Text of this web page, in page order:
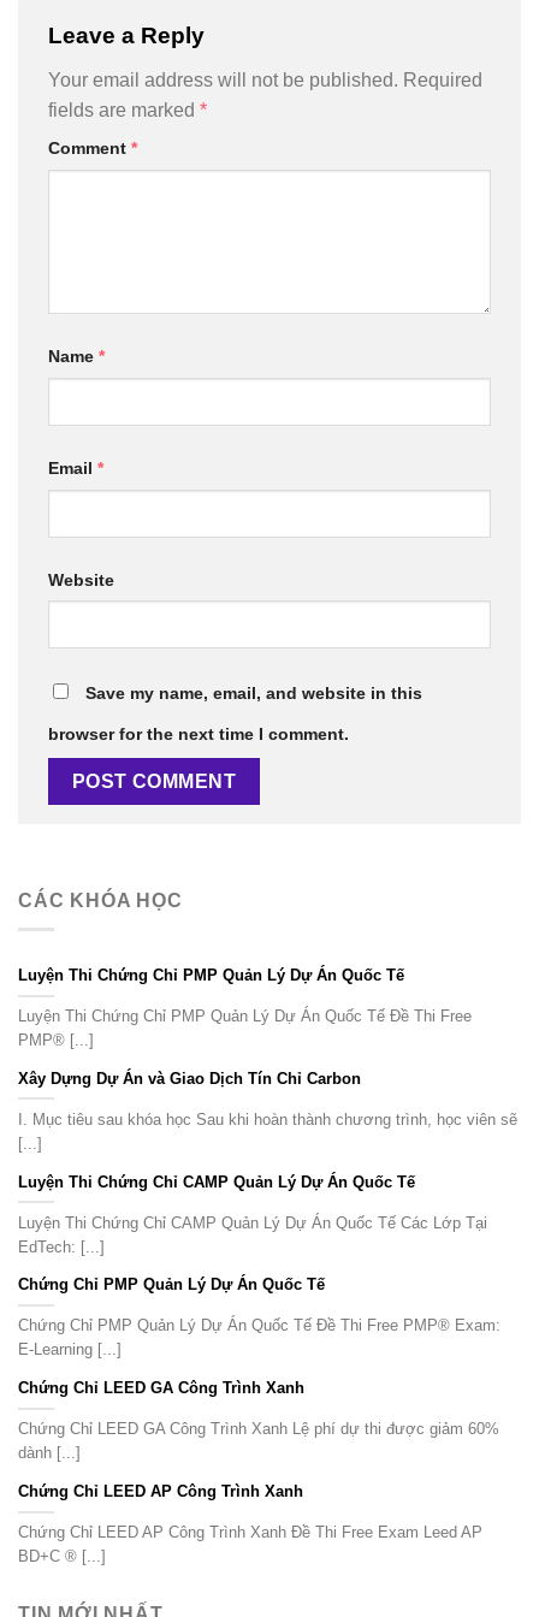
Leave a Reply
Your email address will not be published. Required
fields are marked *
Comment *
Name *
Email *
Website
Save my name, email, and website in this
browser for the next time I comment.
CÁC KHÓA HỌC
Luyện Thi Chứng Chỉ PMP Quản Lý Dự Án Quốc Tế
Luyện Thi Chứng Chỉ PMP Quản Lý Dự Án Quốc Tế Đề Thi Free
PMP® [...]
Xây Dựng Dự Án và Giao Dịch Tín Chỉ Carbon
I. Mục tiêu sau khóa học Sau khi hoàn thành chương trình, học viên sẽ
[...]
Luyện Thi Chứng Chỉ CAMP Quản Lý Dự Án Quốc Tế
Luyện Thi Chứng Chỉ CAMP Quản Lý Dự Án Quốc Tế Các Lớp Tại
EdTech: [...]
Chứng Chỉ PMP Quản Lý Dự Án Quốc Tế
Chứng Chỉ PMP Quản Lý Dự Án Quốc Tế Đề Thi Free PMP® Exam:
E-Learning [...]
Chứng Chỉ LEED GA Công Trình Xanh
Chứng Chỉ LEED GA Công Trình Xanh Lệ phí dự thi được giảm 60%
dành [...]
Chứng Chỉ LEED AP Công Trình Xanh
Chứng Chỉ LEED AP Công Trình Xanh Đề Thi Free Exam Leed AP
BD+C ® [...]